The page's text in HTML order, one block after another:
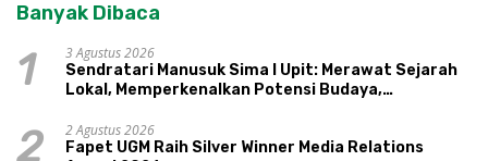
Banyak Dibaca
1
3 Agustus 2026
Sendratari Manusuk Sima I Upit: Merawat Sejarah
Lokal, Memperkenalkan Potensi Budaya,
2
2 Agustus 2026
Fapet UGM Raih Silver Winner Media Relations